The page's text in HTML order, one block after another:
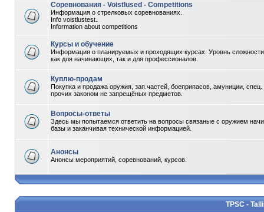
Соревнования - Voistlused - Competitions
Информация о стрелковых соревнованиях.
Info voistlustest.
Information about competitions
Курсы и обучение
Информация о планируемых и проходящих курсах. Уровнь
как для начинающих, так и для профессионалов.
Куплю-продам
Покупка и продажа оружия, зап.частей, боеприпасов, амуниции, спец.
прочих законом не запрещёных предметов.
Вопросы-ответы
Здесь мы попытаемся ответить на вопросы связаные с оружием
базы и заканчивая технической информацией.
Анонсы
Анонсы мероприятий, соревнований, курсов.
TPSC -